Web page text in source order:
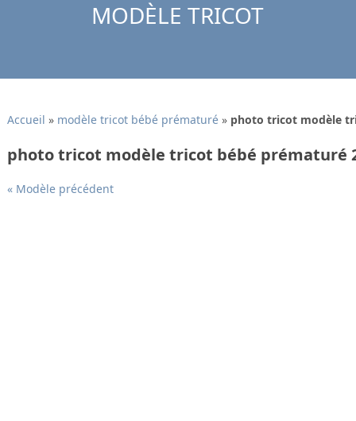
MODÈLE TRICOT
Accueil » modèle tricot bébé prématuré» photo tricot modèle
photo tricot modèle tricot bébé prématuré
« Modèle précédent